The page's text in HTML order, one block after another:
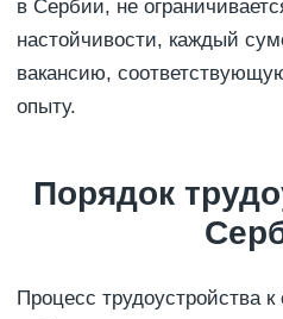
в Сербии, не
настойчивости, каждый
вакансию,
опыту.
Порядок
Процесс трудоустройства